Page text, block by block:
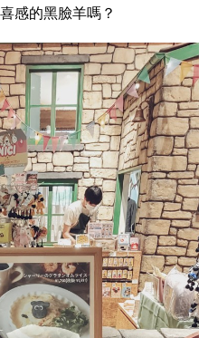
感的黑臉羊嗎？